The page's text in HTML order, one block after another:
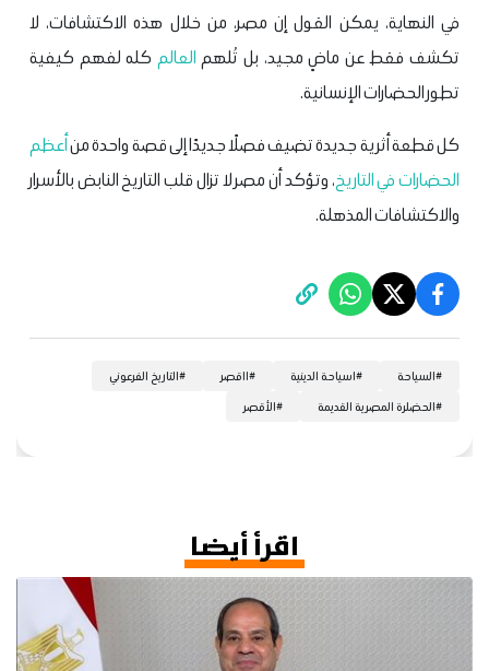
في النهاية، يمكن القول إن مصر، من خلال هذه الاكتشافات، لا
تكشف فقط عن ماضٍ مجيد، بل تُلهم العالم كله لفهم كيفية
تطور الحضارات الإنسانية.
كل قطعة أثرية جديدة تضيف فصلًا جديدًا إلى قصة واحدة منأعظم
الحضارات في التاريخ، وتؤكد أن مصر لا تزال قلب التاريخ النابض بالأسرار
والاكتشافات المذهلة.
#السياحة #اسياحة الدينية #ااقصر #التاريخ الفرعوني
#الحضلرة المصرية القديمة #الأقصر
اقرأ أيضا